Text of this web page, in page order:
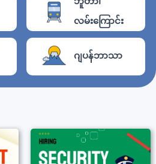
လမ်းကြောင်း
ဂျပန်ဘာသာ